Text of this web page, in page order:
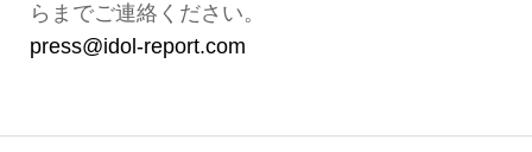
らまでご連絡ください。
press@idol-report.com